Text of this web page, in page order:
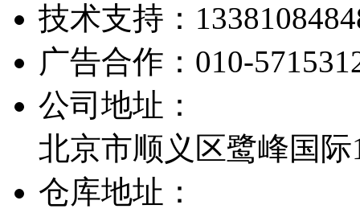
技术支持：
广告合作： 010-
公司地址：
北京市顺义区鹭峰国际
仓库地址：